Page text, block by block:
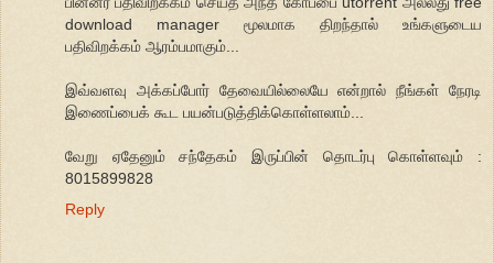
download manager மூலமாக திறந்தால் உங்களுடைய
பதிவிறக்கம் ஆரம்பமாகும்...
இவ்வளவு அக்கப்போர் தேவையில்லையே என்றால் நீங்கள் நேரடி
இணைப்பைக் கூட பயன்படுத்திக்கொள்ளலாம்...
வேறு ஏதேனும் சந்தேகம் இருப்பின் தொடர்பு கொள்ளவும் :
8015899828
Reply